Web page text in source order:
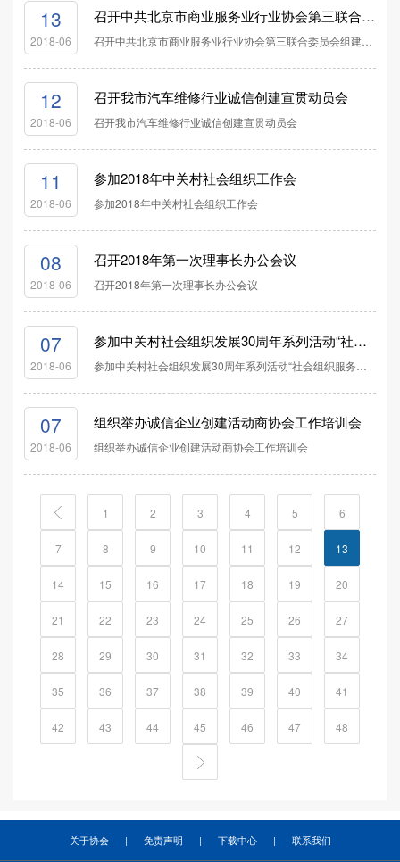
13
2018-06
召开中共北京市商业服务业行业协会第三联合委员会组建工作筹备会议
12
2018-06
召开我市汽车维修行业诚信创建宣贯动员会
召开我市汽车维修行业诚信创建宣贯动员会
11
2018-06
参加2018年中关村社会组织工作会
参加2018年中关村社会组织工作会
08
2018-06
召开2018年第一次理事长办公会议
召开2018年第一次理事长办公会议
07
2018-06
参加中关村社会组织发展30周年系列活动“社会组织服务模式升级方式研讨会”
07
2018-06
组织举办诚信企业创建活动商协会工作培训会
组织举办诚信企业创建活动商协会工作培训会
1 2 3 4 5 6
7 8 9 10 11 12 13
14 15 16 17 18 19 20
21 22 23 24 25 26 27
28 29 30 31 32 33 34
35 36 37 38 39 40 41
42 43 44 45 46 47 48
关于协会 | 免责声明 | 下载中心 | 联系我们